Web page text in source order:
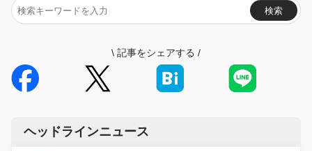
検索
\ 記事をシェアする /
ヘッドラインニュース